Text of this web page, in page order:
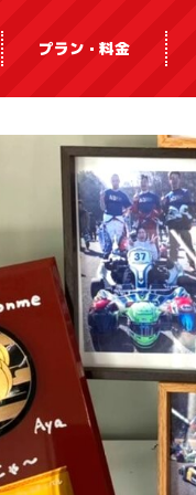
プラン・料金